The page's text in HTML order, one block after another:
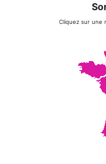
Cliquez sur une